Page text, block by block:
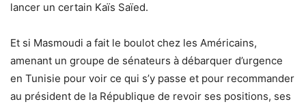
lancer un certain Kaïs Saïed.
Et si Masmoudi a fait le boulot chez les Américains,
amenant un groupe de sénateurs à débarquer d’urgence
en Tunisie pour voir ce qui s’y passe et pour recommander
au président de la République de revoir ses positions, ses